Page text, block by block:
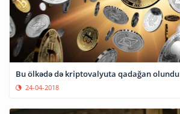
Bu ölkədə də kriptovalyuta qadağan olundu
24-04-2018